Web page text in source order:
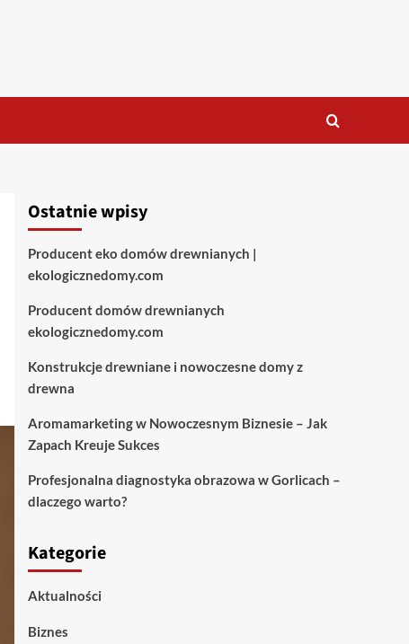
Ostatnie wpisy
Producent eko domów drewnianych |
ekologicznedomy.com
Producent domów drewnianych
ekologicznedomy.com
Konstrukcje drewniane i nowoczesne domy z
drewna
Aromamarketing w Nowoczesnym Biznesie – Jak
Zapach Kreuje Sukces
Profesjonalna diagnostyka obrazowa w Gorlicach –
dlaczego warto?
Kategorie
Aktualności
Biznes